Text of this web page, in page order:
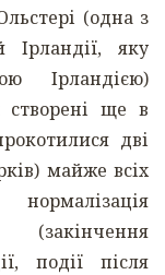
(одна з
Ірландії, яку
Ірландією)
створені ще в
дві
майже всіх
(закінчення
події після